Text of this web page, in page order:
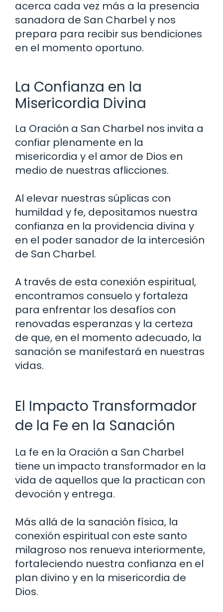
acerca cada vez más a la presencia
sanadora de San Charbel y nos
prepara para recibir sus bendiciones
en el momento oportuno.
La Confianza en la
Misericordia Divina
La Oración a San Charbel nos invita a
confiar plenamente en la
misericordia y el amor de Dios en
medio de nuestras aflicciones.
Al elevar nuestras súplicas con
humildad y fe, depositamos nuestra
confianza en la providencia divina y
en el poder sanador de la intercesión
de San Charbel.
A través de esta conexión espiritual,
encontramos consuelo y fortaleza
para enfrentar los desafíos con
renovadas esperanzas y la certeza
de que, en el momento adecuado, la
sanación se manifestará en nuestras
vidas.
El Impacto Transformador
de la Fe en la Sanación
La fe en la Oración a San Charbel
tiene un impacto transformador en la
vida de aquellos que la practican con
devoción y entrega.
Más allá de la sanación física, la
conexión espiritual con este santo
milagroso nos renueva interiormente,
fortaleciendo nuestra confianza en el
plan divino y en la misericordia de
Dios.